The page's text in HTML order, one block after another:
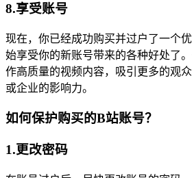
8.享受账号
现在，你已经成功购买并过户了一个
始享受你的新账号带来的各种好处了
作高质量的视频内容，吸引更多的观
或企业的影响力。
如何保护购买的B站账号？
1.更改密码